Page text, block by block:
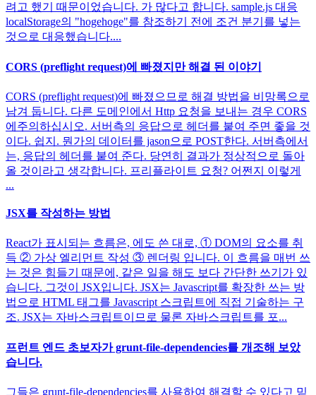
려고 했기 때문이었습니다. 가 많다고 합니다. sample.js 대응
localStorage의 "hogehoge"를 참조하기 전에 조건 분기를 넣는
것으로 대응했습니다....
CORS (preflight request)에 빠졌지만 해결 된 이야기
CORS (preflight request)에 빠졌으므로 해결 방법을 비망록으로
남겨 둡니다. 다른 도메인에서 Http 요청을 보내는 경우 CORS
에주의하십시오. 서버측의 응답으로 헤더를 붙여 주면 좋을 것
이다. 쉽지. 뭔가의 데이터를 jason으로 POST한다. 서버측에서
는, 응답의 헤더를 붙여 준다. 당연히 결과가 정상적으로 돌아
올 것이라고 생각합니다. 프리플라이트 요청? 어쩐지 이렇게
...
JSX를 작성하는 방법
React가 표시되는 흐름은, 에도 쓴 대로, ① DOM의 요소를 취
득 ② 가상 엘리먼트 작성 ③ 렌더링 입니다. 이 흐름을 매번 쓰
는 것은 힘들기 때문에, 같은 일을 해도 보다 간단한 쓰기가 있
습니다. 그것이 JSX입니다. JSX는 Javascript를 확장한 쓰는 방
법으로 HTML 태그를 Javascript 스크립트에 직접 기술하는 구
조. JSX는 자바스크립트이므로 물론 자바스크립트를 포...
프런트 엔드 초보자가 grunt-file-dependencies를 개조해 보았
습니다.
그들은 grunt-file-dependencies를 사용하여 해결할 수 있다고 믿